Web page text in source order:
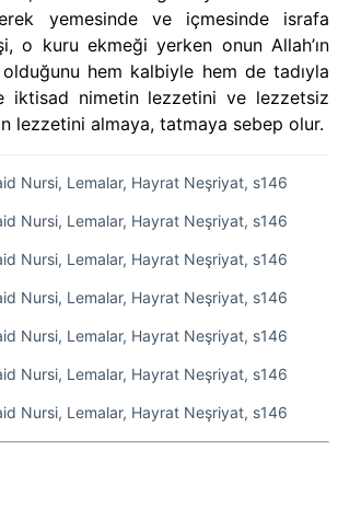
yemesinde ve içmesinde israfa
o kuru ekmeği yerken onun Allah’ın
hem kalbiyle hem de tadıyla
iktisad nimetin lezzetini ve lezzetsiz
lezzetini almaya, tatmaya sebep olur.
Nursi, Lemalar, Hayrat Neşriyat, s146
Nursi, Lemalar, Hayrat Neşriyat, s146
Nursi, Lemalar, Hayrat Neşriyat, s146
Nursi, Lemalar, Hayrat Neşriyat, s146
Nursi, Lemalar, Hayrat Neşriyat, s146
Nursi, Lemalar, Hayrat Neşriyat, s146
Nursi, Lemalar, Hayrat Neşriyat, s146